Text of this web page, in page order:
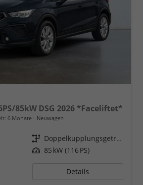
85kW DSG 2026 *Faceliftet*
6 Monate Neuwagen
Getriebe
Doppelkupplungsgetriebe (DSG)
Leistung 85 kW (116 PS)
Details